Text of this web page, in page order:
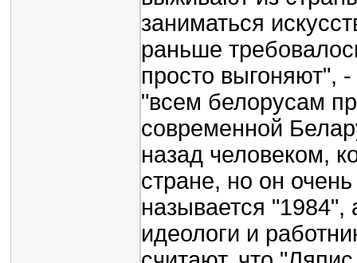
заниматься
раньше
просто выгоняют",
"всем белорусам
современной
назад человеком,
стране, но он
называется
идеологи и